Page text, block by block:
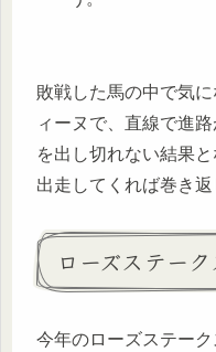
敗戦した馬の中で気
ィーヌで、直線で進
を出し切れない結果
出走してくれば巻き返
ローズステー
今年のローズステー